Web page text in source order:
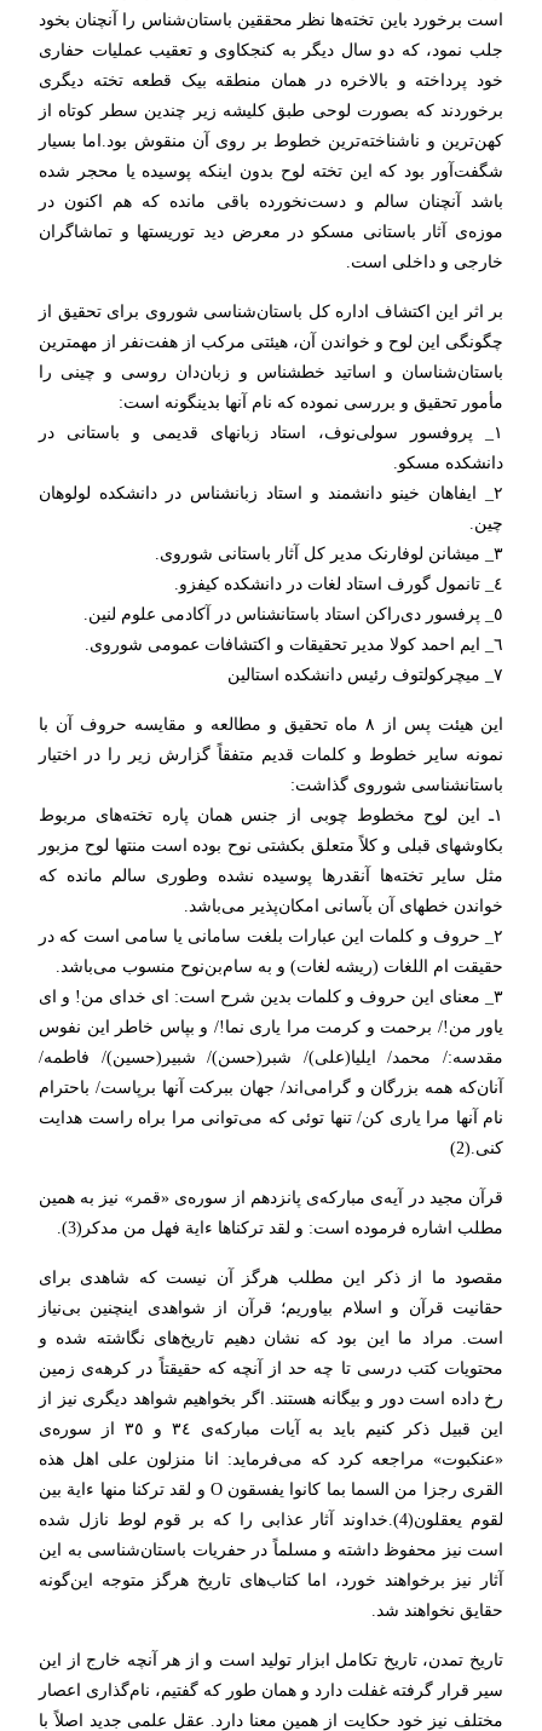
است برخورد باین تخته‌ها نظر محققین باستان‌شناس را آنچنان بخود
جلب نمود، که دو سال دیگر به کنجکاوی و تعقیب عملیات حفاری
خود پرداخته و بالاخره در همان منطقه بیک قطعه تخته دیگری
برخوردند که بصورت لوحی طبق کلیشه زیر چندین سطر کوتاه از
کهن‌ترین و ناشناخته‌ترین خطوط بر روی آن منقوش بود.اما بسیار
شگفت‌آور بود که این تخته لوح بدون اینکه پوسیده یا محجر شده
باشد آنچنان سالم و دست‌نخورده باقی مانده که هم اکنون در
موزه‌ی آثار باستانی مسکو در معرض دید توریستها و تماشاگران
خارجی و داخلی است.
بر اثر این اکتشاف اداره کل باستان‌شناسی شوروی برای تحقیق از
چگونگی این لوح و خواندن آن، هیئتی مرکب از هفت‌نفر از مهمترین
باستان‌شناسان و اساتید خطشناس و زبان‌دان روسی و چینی را
مأمور تحقیق و بررسی نموده که نام آنها بدینگونه است:
١_ پروفسور سولی‌نوف، استاد زبانهای قدیمی و باستانی در
دانشکده مسکو.
٢_ ایفاهان خینو دانشمند و استاد زبانشناس در دانشکده لولوهان
چین.
٣_ میشانن لوفارنک مدیر کل آثار باستانی شوروی.
٤_ تانمول گورف استاد لغات در دانشکده کیفزو.
٥_ پرفسور دی‌راکن استاد باستانشناس در آکادمی علوم لنین.
٦_ ایم احمد کولا مدیر تحقیقات و اکتشافات عمومی شوروی.
٧_ میچرکولتوف رئیس دانشکده استالین‌
این هیئت پس از ٨ ماه تحقیق و مطالعه و مقایسه حروف آن با
نمونه سایر خطوط و کلمات قدیم متفقاً گزارش زیر را در اختیار
باستانشناسی شوروی گذاشت:
١ـ این لوح مخطوط چوبی از جنس همان پاره تخته‌های مربوط
بکاوشهای قبلی و کلاً متعلق بکشتی نوح بوده است منتها لوح مزبور
مثل سایر تخته‌ها آنقدرها پوسیده نشده وطوری سالم مانده که
خواندن خطهای آن بآسانی امکان‌پذیر می‌باشد.
٢_ حروف و کلمات این عبارات بلغت سامانی یا سامی است که در
حقیقت ام اللغات (ریشه لغات) و به سام‌بن‌نوح منسوب می‌باشد.
٣_ معنای این حروف و کلمات بدین شرح است: ای خدای من! و ای
یاور من!/ برحمت و کرمت مرا یاری نما!/ و بپاس خاطر این نفوس
مقدسه:/ محمد/ ایلیا(علی)/ شبر(حسن)/ شبیر(حسین)/ فاطمه/
آنان‌که همه بزرگان و گرامی‌اند/ جهان ببرکت آنها برپاست/ باحترام
نام آنها مرا یاری کن/ تنها توئی که می‌توانی مرا براه راست هدایت
کنی.(2)
قرآن مجید در آیه‌ی مبارکه‌ی پانزدهم از سوره‌ی «قمر» نیز به همین
مطلب اشاره فرموده است: و لقد ترکناها ءایة فهل من مدکر(3).
مقصود ما از ذکر این مطلب هرگز آن نیست که شاهدی برای
حقانیت قرآن و اسلام بیاوریم؛ قرآن از شواهدی اینچنین بی‌نیاز
است. مراد ما این بود که نشان دهیم تاریخ‌های نگاشته شده و
محتویات کتب درسی تا چه حد از آنچه که حقیقتاً در کرهه‌ی زمین
رخ داده است دور و بیگانه هستند. اگر بخواهیم شواهد دیگری نیز از
این قبیل ذکر کنیم باید به آیات مبارکه‌ی ٣٤ و ٣٥ از سوره‌ی
«عنکبوت» مراجعه کرد که می‌فرماید: انا منزلون علی اهل هذه
القری رجزا من السما بما کانوا یفسقون O و لقد ترکنا منها ءایة بین
لقوم یعقلون(4).خداوند آثار عذابی را که بر قوم لوط نازل شده
است نیز محفوظ داشته و مسلماً در حفریات باستان‌شناسی به این
آثار نیز برخواهند خورد، اما کتاب‌های تاریخ هرگز متوجه این‌گونه
حقایق نخواهند شد.
تاریخ تمدن، تاریخ تکامل ابزار تولید است و از هر آنچه خارج از این
سیر قرار گرفته غفلت دارد و همان طور که گفتیم، نام‌گذاری اعصار
مختلف نیز خود حکایت از همین معنا دارد. عقل علمی جدید اصلاً با